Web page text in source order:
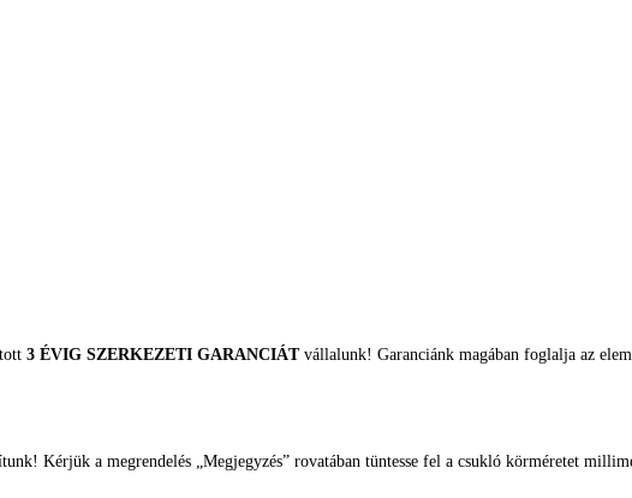
3 ÉVIG SZERKEZETI GARANCIÁTvállalunk! Garanciánk magában foglalja az
Kérjük a megrendelés „Megjegyzés” rovatában tüntesse fel a csukló körméretet